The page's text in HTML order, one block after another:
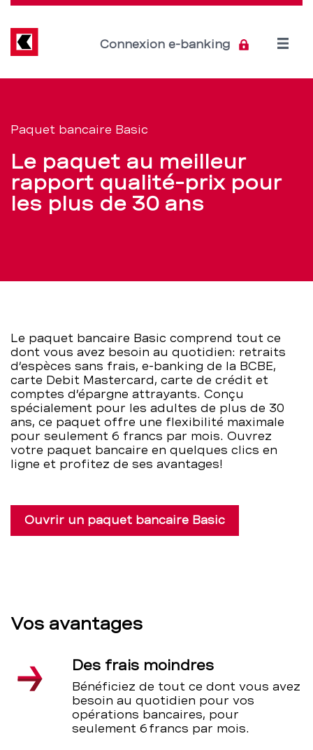
bancaire
Basic:
tout
ce
faut
les
adultes
–
BCBE
Direkt
Inhalt
Connexion e-banking
Open
navigation
de
service
Paquet bancaire Basic
Le paquet au meilleur
rapport qualité-prix pour
les plus de 30 ans
Le paquet bancaire Basic comprend tout ce
dont vous avez besoin au quotidien: retraits
d’espèces sans frais, e-banking de la BCBE,
carte Debit Mastercard, carte de crédit et
comptes d’épargne attrayants. Conçu
spécialement pour les adultes de plus de 30
ans, ce paquet offre une flexibilité maximale
pour seulement 6 francs par mois. Ouvrez
votre paquet bancaire en quelques clics en
ligne et profitez de ses avantages!
Ouvrir un paquet bancaire Basic
Vos avantages
Des frais moindres
Bénéficiez de tout ce dont vous avez
besoin au quotidien pour vos
opérations bancaires, pour
seulement 6 francs par mois.